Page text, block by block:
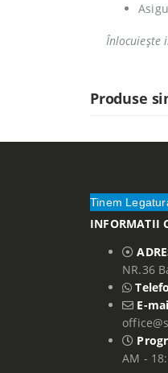
Înlocuiește
Produse
Tinem
INFORMATII
NR.36
E-
AM -